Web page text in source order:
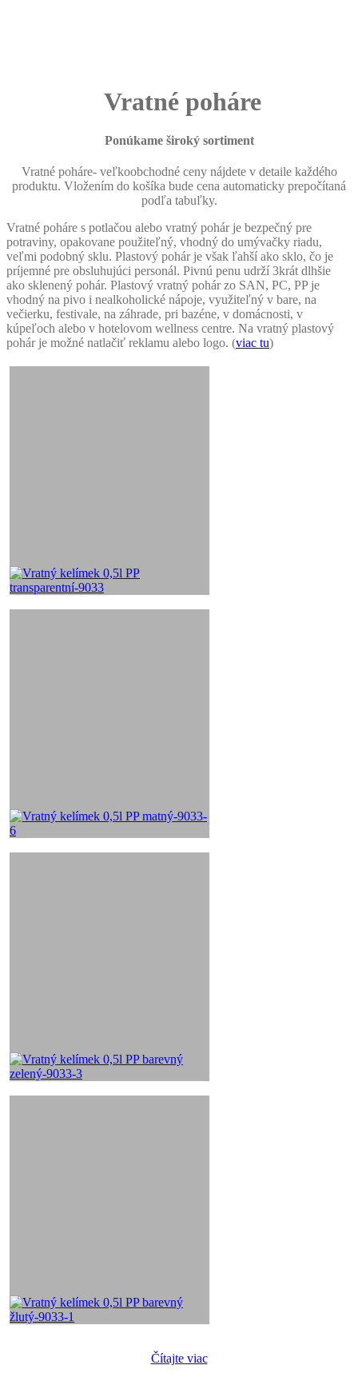
Vratné poháre
Ponúkame široký sortiment
Vratné poháre- veľkoobchodné ceny nájdete v detaile každého
produktu. Vložením do košíka bude cena automaticky prepočítaná
podľa tabuľky.
Vratné poháre s potlačou alebo vratný pohár je bezpečný pre
potraviny, opakovane použiteľný, vhodný do umývačky riadu,
veľmi podobný sklu. Plastový pohár je však ľahší ako sklo, čo je
príjemné pre obsluhujúci personál. Pivnú penu udrží 3krát dlhšie
ako sklenený pohár. Plastový vratný pohár zo SAN, PC, PP je
vhodný na pivo i nealkoholické nápoje, využiteľný v bare, na
večierku, festivale, na záhrade, pri bazéne, v domácnosti, v
kúpeľoch alebo v hotelovom wellness centre. Na vratný plastový
pohár je možné natlačiť reklamu alebo logo. (viac tu)
Čítajte viac